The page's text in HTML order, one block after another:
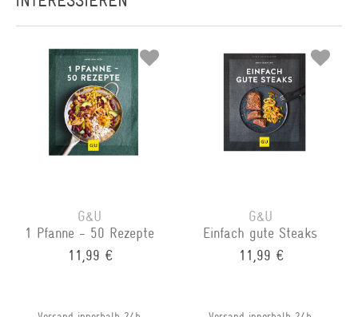
G&U
1 Pfanne - 50 Rezepte
11,99 €
G&U
Einfach gute Steaks
11,99 €